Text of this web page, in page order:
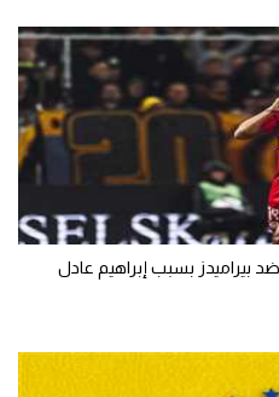
بيراميدز بسبب إبراهيم عادل